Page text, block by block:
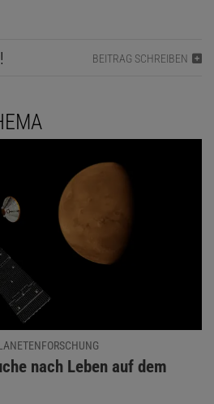
BEITRAG SCHREIBEN
nach Leben auf dem